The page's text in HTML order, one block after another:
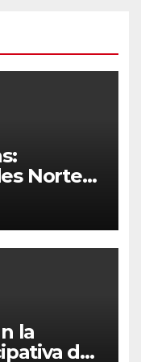
Norte
empleo
la
del